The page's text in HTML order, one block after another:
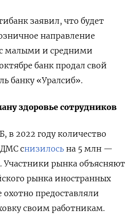
заявил, что будет
направление
с малыми и средними
банк продал свой
банку «Уралсиб».
здоровье сотрудников
в 2022 году количество
ДМС снизилось на 5 млн —
Участники рынка объясняют
рынка иностранных
предоставляли
своим работникам.